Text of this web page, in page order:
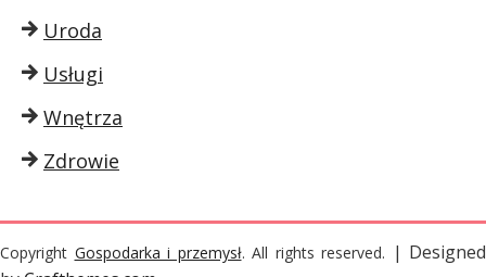
Uroda
Usługi
Wnętrza
Zdrowie
Copyright Gospodarka i przemysł. All rights reserved. | Designed